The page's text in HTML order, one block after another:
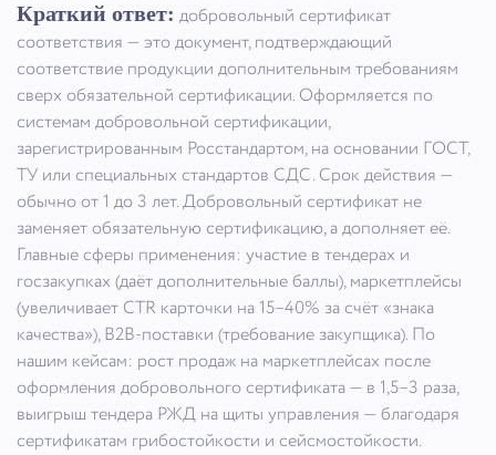
Краткий ответ: добровольный сертификат
соответствия — это документ, подтверждающий
соответствие продукции дополнительным требованиям
сверх обязательной сертификации. Оформляется по
системам добровольной сертификации,
зарегистрированным Росстандартом, на основании ГОСТ,
ТУ или специальных стандартов СДС. Срок действия —
обычно от 1 до 3 лет. Добровольный сертификат не
заменяет обязательную сертификацию, а дополняет её.
Главные сферы применения: участие в тендерах и
госзакупках (даёт дополнительные баллы), маркетплейсы
(увеличивает CTR карточки на 15–40% за счёт «знака
качества»), B2B-поставки (требование закупщика). По
нашим кейсам: рост продаж на маркетплейсах после
оформления добровольного сертификата — в 1,5–3 раза,
выигрыш тендера РЖД на щиты управления — благодаря
сертификатам грибостойкости и сейсмостойкости.